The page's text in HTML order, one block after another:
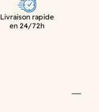
Livraison rapide
en 24/72h